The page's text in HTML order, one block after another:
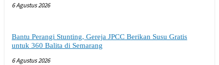
6 Agustus 2026
Bantu Perangi Stunting, Gereja JPCC Berikan Susu Gratis
untuk 360 Balita di Semarang
6 Agustus 2026